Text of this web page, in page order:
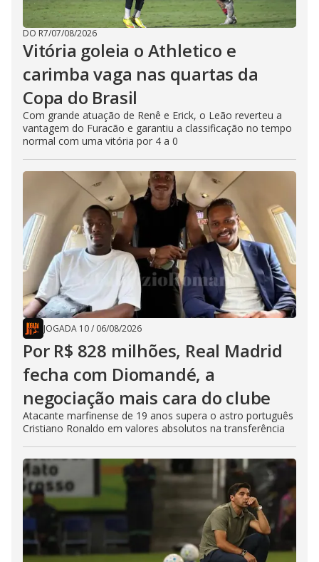
DO R7/07/08/2026
Vitória goleia o Athletico e
carimba vaga nas quartas da
Copa do Brasil
Com grande atuação de Renê e Erick, o Leão reverteu a
vantagem do Furacão e garantiu a classificação no tempo
normal com uma vitória por 4 a 0
JOGADA 10/ 06/08/2026
Por R$ 828 milhões, Real Madrid
fecha com Diomandé, a
negociação mais cara do clube
Atacante marfinense de 19 anos supera o astro português
Cristiano Ronaldo em valores absolutos na transferência